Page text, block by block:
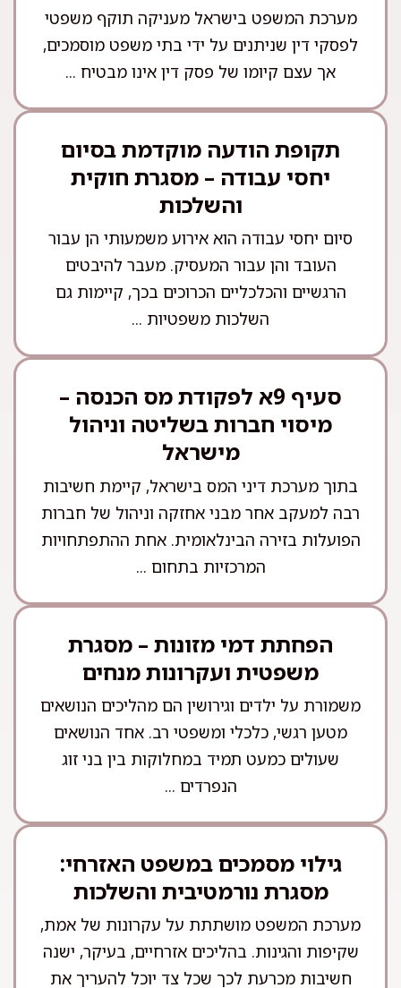
מערכת המשפט בישראל מעניקה תוקף משפטי
לפסקי דין שניתנים על ידי בתי משפט מוסמכים,
אך עצם קיומו של פסק דין אינו מבטיח ...
תקופת הודעה מוקדמת בסיום
יחסי עבודה – מסגרת חוקית
והשלכות
סיום יחסי עבודה הוא אירוע משמעותי הן עבור
העובד והן עבור המעסיק. מעבר להיבטים
הרגשיים והכלכליים הכרוכים בכך, קיימות גם
השלכות משפטיות ...
סעיף 9א לפקודת מס הכנסה –
מיסוי חברות בשליטה וניהול
מישראל
בתוך מערכת דיני המס בישראל, קיימת חשיבות
רבה למעקב אחר מבני אחזקה וניהול של חברות
הפועלות בזירה הבינלאומית. אחת ההתפתחויות
המרכזיות בתחום ...
הפחתת דמי מזונות – מסגרת
משפטית ועקרונות מנחים
משמורת על ילדים וגירושין הם מהליכים הנושאים
מטען רגשי, כלכלי ומשפטי רב. אחד הנושאים
שעולים כמעט תמיד במחלוקות בין בני זוג
הנפרדים ...
גילוי מסמכים במשפט האזרחי:
מסגרת נורמטיבית והשלכות
מערכת המשפט מושתתת על עקרונות של אמת,
שקיפות והגינות. בהליכים אזרחיים, בעיקר, ישנה
חשיבות מכרעת לכך שכל צד יוכל להעריך את